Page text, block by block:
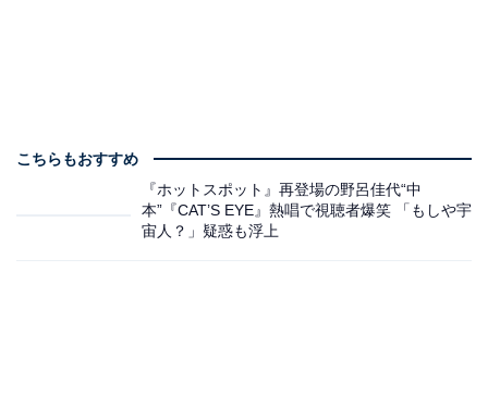
こちらもおすすめ
『ホットスポット』再登場の野呂佳代“中
本”『CAT’S EYE』熱唱で視聴者爆笑 「もしや宇
宙人？」疑惑も浮上